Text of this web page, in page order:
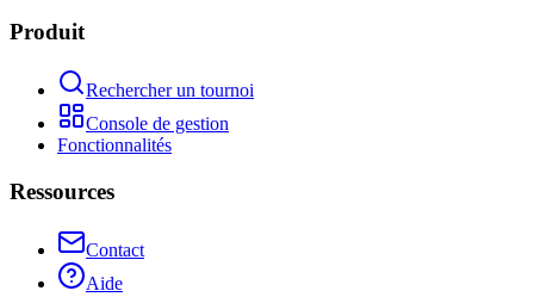
Produit
Rechercher un tournoi
Console de gestion
Fonctionnalités
Ressources
Contact
Aide